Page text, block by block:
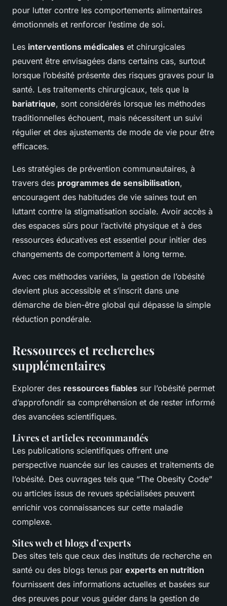
pour lutter contre les comportements alimentaires
émotionnels et renforcer l’estime de soi.
Les interventions médicales et chirurgicales
peuvent être envisagées dans certains cas, surtout
lorsque l’obésité présente des risques graves pour la
santé. Les traitements chirurgicaux, tels que la
bariatrique, sont considérés lorsque les méthodes
traditionnelles échouent, mais nécessitent un suivi
régulier et des ajustements de mode de vie pour être
efficaces.
Les stratégies de prévention communautaires, à
travers des programmes de sensibilisation,
encouragent des habitudes de vie saines tout en
luttant contre la stigmatisation sociale. Avoir accès à
des espaces sûrs pour l’activité physique et à des
ressources éducatives est essentiel pour initier des
changements de comportement à long terme.
Avec ces méthodes variées, la gestion de l’obésité
devient plus accessible et s’inscrit dans une
démarche de bien-être global qui dépasse la simple
réduction pondérale.
Ressources et recherches
supplémentaires
Explorer des ressources fiables sur l’obésité permet
d’approfondir sa compréhension et de rester informé
des avancées scientifiques.
Livres et articles recommandés
Les publications scientifiques offrent une
perspective nuancée sur les causes et traitements de
l’obésité. Des ouvrages tels que “The Obesity Code”
ou articles issus de revues spécialisées peuvent
enrichir vos connaissances sur cette maladie
complexe.
Sites web et blogs d’experts
Des sites tels que ceux des instituts de recherche en
santé ou des blogs tenus par experts en nutrition
fournissent des informations actuelles et basées sur
des preuves pour vous guider dans la gestion de